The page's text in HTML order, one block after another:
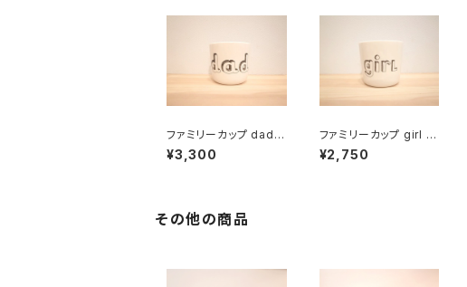
ファミリーカップ dad /
おとうさん
¥3,300
ファミリーカップ girl /
女の子
¥2,750
その他の商品